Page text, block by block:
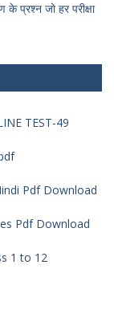
प्रश्न जो हर परीक्षा
TEST-49
pdf
Pdf Download
Pdf Download
1 to 12